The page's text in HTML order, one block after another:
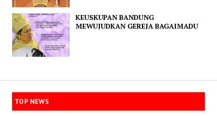
KEUSKUPAN BANDUNG
MEWUJUDKAN GEREJA BAGAIMADU
TOP NEWS